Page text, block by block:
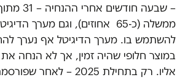
ממשלה (כ-65 אחוזים), וגם מערך
להשתמש בו. מערך הדיגיטל אף נערך
במוצר חלופי שהיה זמין, אך לא הנחה
אליו. רק בתחילת 2025 –